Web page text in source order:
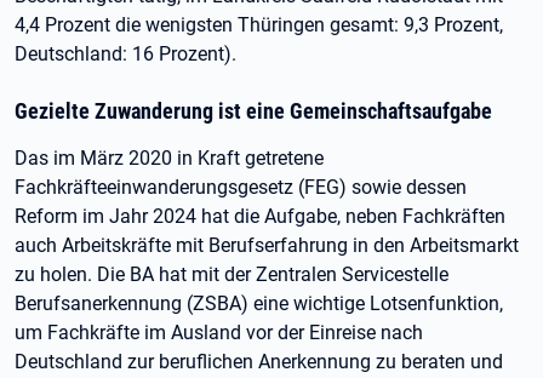
4,4 Prozent die wenigsten Thüringen gesamt: 9,3 Prozent,
Deutschland: 16 Prozent).
Gezielte Zuwanderung ist eine Gemeinschaftsaufgabe
Das im März 2020 in Kraft getretene
Fachkräfteeinwanderungsgesetz (FEG) sowie dessen
Reform im Jahr 2024 hat die Aufgabe, neben Fachkräften
auch Arbeitskräfte mit Berufserfahrung in den Arbeitsmarkt
zu holen. Die BA hat mit der Zentralen Servicestelle
Berufsanerkennung (ZSBA) eine wichtige Lotsenfunktion,
um Fachkräfte im Ausland vor der Einreise nach
Deutschland zur beruflichen Anerkennung zu beraten und